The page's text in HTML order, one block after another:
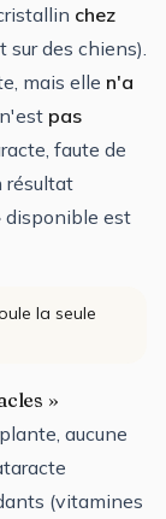
chez
des chiens).
mais elle n'a
pas
faute de
résultat
disponible est
la seule
»
aucune
(vitamines